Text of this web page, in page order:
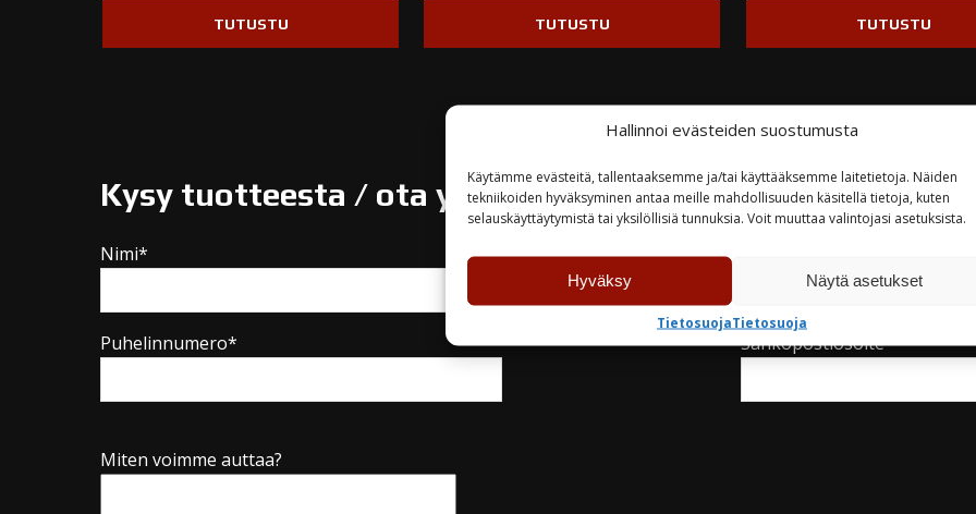
Hallinnoi evästeiden suostumusta
Käytämme evästeitä, tallentaaksemme ja/tai käyttääksemme laitetietoja. Näiden
tekniikoiden hyväksyminen antaa meille mahdollisuuden käsitellä tietoja, kuten
selauskäyttäytymistä tai yksilöllisiä tunnuksia. Voit muuttaa valintojasi asetuksista.
Hyväksy Näytä asetukset
TietosuojaTietosuoja
TUTUSTU TUTUSTU TUTUSTU
Kysy tuotteesta / ota yhteyttä
Nimi*
Puhelinnumero* Sähköpostiosoite*
Miten voimme auttaa?